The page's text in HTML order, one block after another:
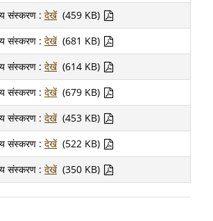
संस्करण : देखें (459 KB)
संस्करण : देखें (681 KB)
संस्करण : देखें (614 KB)
संस्करण : देखें (679 KB)
संस्करण : देखें (453 KB)
संस्करण : देखें (522 KB)
संस्करण : देखें (350 KB)